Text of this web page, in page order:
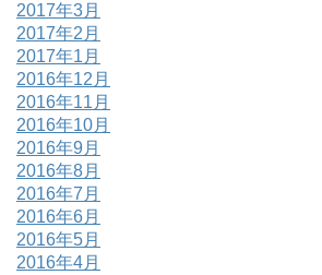
2017年3月
2017年2月
2017年1月
2016年12月
2016年11月
2016年10月
2016年9月
2016年8月
2016年7月
2016年6月
2016年5月
2016年4月